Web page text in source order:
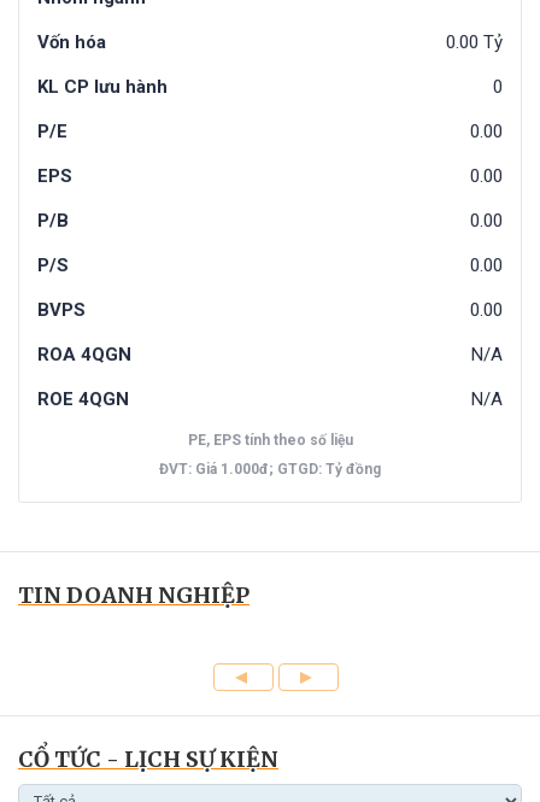
Vốn hóa 0.00 Tỷ
KL CP lưu hành 0
P/E 0.00
EPS 0.00
P/B 0.00
P/S 0.00
BVPS 0.00
ROA 4QGN N/A
ROE 4QGN N/A
PE, EPS tính theo số liệu
ĐVT: Giá 1.000đ; GTGD: Tỷ đồng
TIN DOANH NGHIỆP
CỔ TỨC - LỊCH SỰ KIỆN